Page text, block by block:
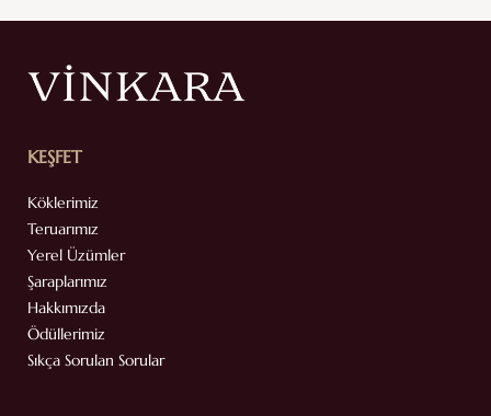
KEŞFET
Köklerimiz
Teruarımız
Yerel Üzümler
Şaraplarımız
Hakkımızda
Ödüllerimiz
Sıkça Sorulan Sorular